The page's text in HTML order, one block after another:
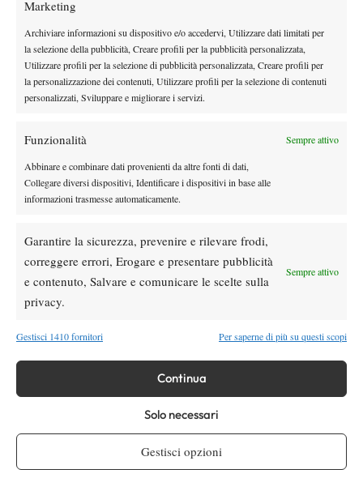
Marketing
Archiviare informazioni su dispositivo e/o accedervi, Utilizzare dati limitati per
la selezione della pubblicità, Creare profili per la pubblicità personalizzata,
Utilizzare profili per la selezione di pubblicità personalizzata, Creare profili per
la personalizzazione dei contenuti, Utilizzare profili per la selezione di contenuti
personalizzati, Sviluppare e migliorare i servizi.
Funzionalità Sempre attivo
Abbinare e combinare dati provenienti da altre fonti di dati,
Collegare diversi dispositivi, Identificare i dispositivi in base alle
informazioni trasmesse automaticamente.
Garantire la sicurezza, prevenire e rilevare frodi,
correggere errori, Erogare e presentare pubblicità
e contenuto, Salvare e comunicare le scelte sulla
privacy.
Sempre attivo
Gestisci 1410 fornitori Per saperne di più su questi scopi
Continua
Solo necessari
Gestisci opzioni
un’altra splendida edizione – ha detto il direttore del torneo
Gianluigi Terzi –, abbiamo visto in gara tantissime giocatrici di
alto livello. Al nostro torneo vengono sempre volentieri, e noi
facciamo del nostro meglio per farle sentire a casa, con uno staff
sempre a loro disposizione. Ci impegniamo tanto, ma ogni anno i
RISULTATI
Singolare. Finale: Korpatsch (Ger) b. Caregaro (Ita) 6-1 6-2.
TAGGED: Itf Itf Bagnatica Itf Femminili
Nessun commento
per inviare un commento.
DI TENDENZA